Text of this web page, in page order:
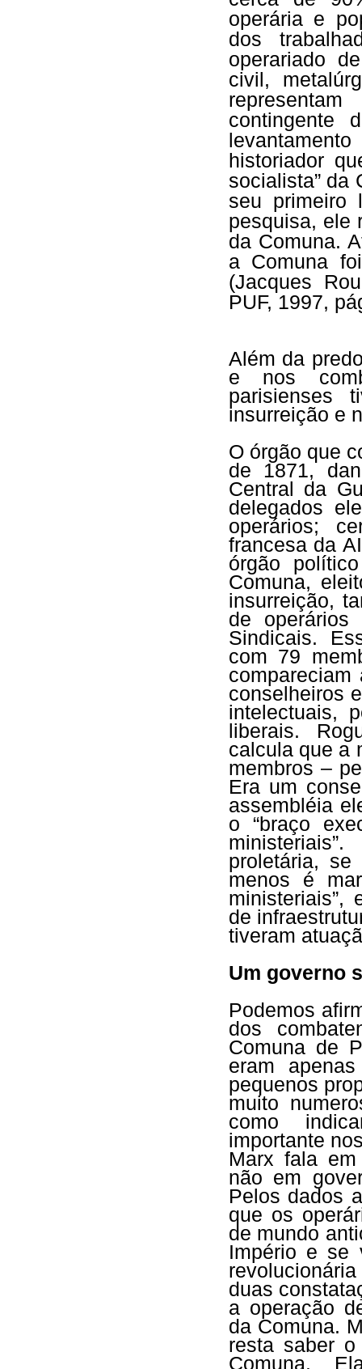
operária e
dos
operariado
civil,
contingente
historiador
socialista” da
seu primeiro
pesquisa, ele
da Comuna.
a Comuna
(Jacques
PUF, 1997,
Além da
e nos
parisienses
insurreição e
O órgão que
de 1871,
Central da
delegados
operários;
francesa da
órgão
Comuna,
insurreição,
de
Sindicais.
com 79
conselheiros
intelectuais,
liberais.
calcula que a
membros –
Era um
assembléia
o “braço
proletária,
menos é
ministeriais”,
de
tiveram
Um governo
Podemos
dos
Comuna de
eram
pequenos
muito
como
importante
Marx fala
não em
Pelos dados
que os
de mundo
Império e se
duas
a operação
da Comuna.
resta saber
Comuna.